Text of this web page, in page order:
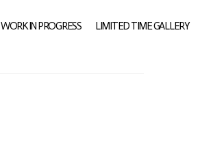
WORK IN PROGRESS LIMITED TIME GALLERY